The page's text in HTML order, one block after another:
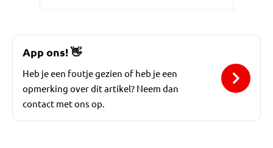
App ons!👋
Heb je een foutje gezien of heb je een
opmerking over dit artikel? Neem dan
contact met ons op.